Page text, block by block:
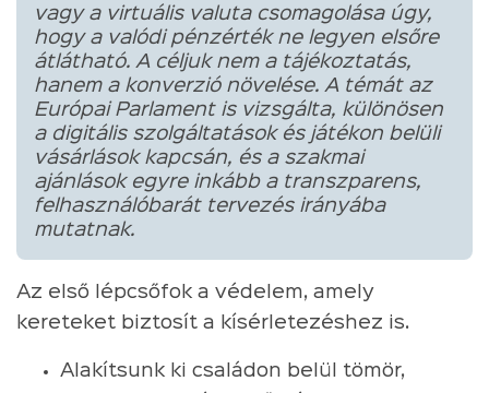
vagy a virtuális valuta csomagolása úgy,
hogy a valódi pénzérték ne legyen elsőre
átlátható. A céljuk nem a tájékoztatás,
hanem a konverzió növelése. A témát az
Európai Parlament is vizsgálta, különösen
a digitális szolgáltatások és játékon belüli
vásárlások kapcsán, és a szakmai
ajánlások egyre inkább a transzparens,
felhasználóbarát tervezés irányába
mutatnak.
Az első lépcsőfok a védelem, amely
kereteket biztosít a kísérletezéshez is.
Alakítsunk ki családon belül tömör,